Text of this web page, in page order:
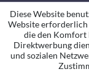
Diese Website
Website erforderlich
die den Komfort
Direktwerbung
und sozialen